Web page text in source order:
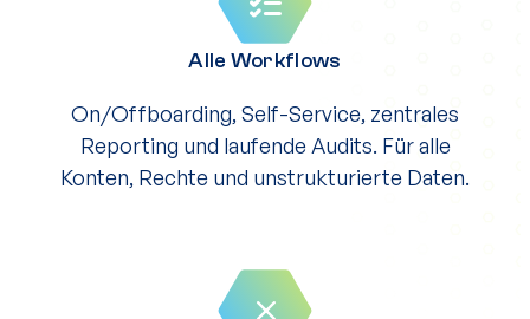
Alle Workflows
On/Offboarding, Self-Service, zentrales
Reporting und laufende Audits. Für alle
Konten, Rechte und unstrukturierte Daten.